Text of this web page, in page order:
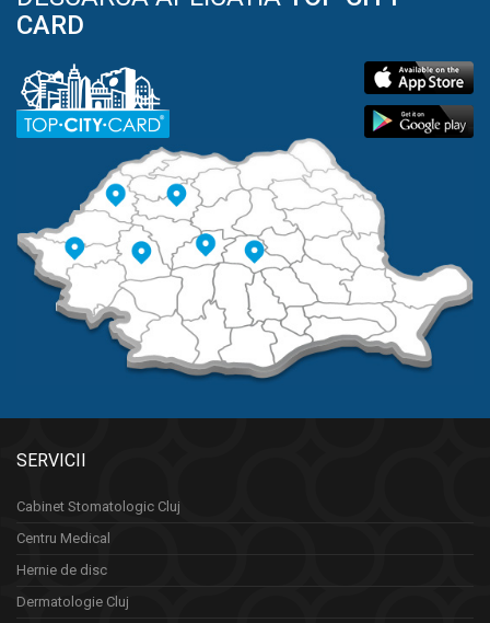
CARD
SERVICII
Cabinet Stomatologic Cluj
Centru Medical
Hernie de disc
Dermatologie Cluj